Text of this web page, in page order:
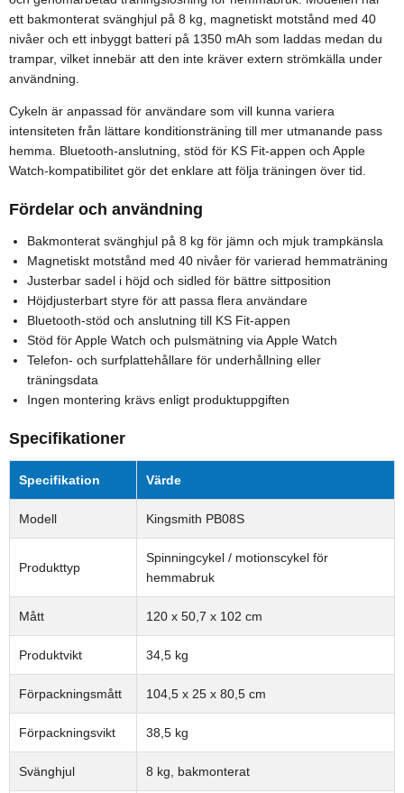
ett bakmonterat svänghjul på 8 kg, magnetiskt motstånd med 40
nivåer och ett inbyggt batteri på 1350 mAh som laddas medan du
trampar, vilket innebär att den inte kräver extern strömkälla under
användning.
Cykeln är anpassad för användare som vill kunna variera
intensiteten från lättare konditionsträning till mer utmanande pass
hemma. Bluetooth-anslutning, stöd för KS Fit-appen och Apple
Watch-kompatibilitet gör det enklare att följa träningen över tid.
Fördelar och användning
Bakmonterat svänghjul på 8 kg för jämn och mjuk trampkänsla
Magnetiskt motstånd med 40 nivåer för varierad hemmaträning
Justerbar sadel i höjd och sidled för bättre sittposition
Höjdjusterbart styre för att passa flera användare
Bluetooth-stöd och anslutning till KS Fit-appen
Stöd för Apple Watch och pulsmätning via Apple Watch
Telefon- och surfplattehållare för underhållning eller
träningsdata
Ingen montering krävs enligt produktuppgiften
Specifikationer
Specifikation Värde
Modell Kingsmith PB08S
Produkttyp
Spinningcykel / motionscykel för
hemmabruk
Mått 120 x 50,7 x 102 cm
Produktvikt 34,5 kg
Förpackningsmått 104,5 x 25 x 80,5 cm
Förpackningsvikt 38,5 kg
Svänghjul 8 kg, bakmonterat